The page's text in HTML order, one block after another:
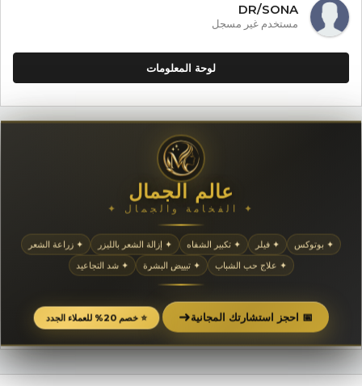
DR/SONA
مستخدم غير مسجل
لوحة المعلومات
عالم الجمال
✦ الفخامة والجمال ✦
✦ بوتوكس ✦ فيلر ✦ تكبير الشفاه ✦ إزالة الشعر بالليزر
✦ زراعة الشعر
✦ علاج حب الشباب
✦ تبييض البشرة ✦ شد التجاعيد
📅 احجز استشارتك المجانية➜ ⭐ خصم 20% للعملاء الجدد